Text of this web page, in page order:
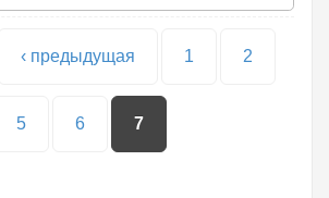
‹ предыдущая 1 2
5 6 7